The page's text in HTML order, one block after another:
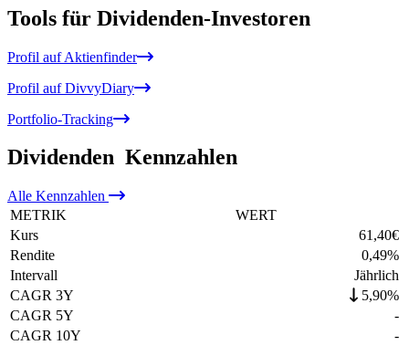
Tools für Dividenden-Investoren
Profil auf Aktienfinder
Profil auf DivvyDiary
Portfolio-Tracking
Dividenden Kennzahlen
Alle Kennzahlen
METRIK
WERT
Kurs
61,40€
Rendite
0,49%
Intervall
Jährlich
CAGR 3Y
5,90%
CAGR 5Y
-
CAGR 10Y
-